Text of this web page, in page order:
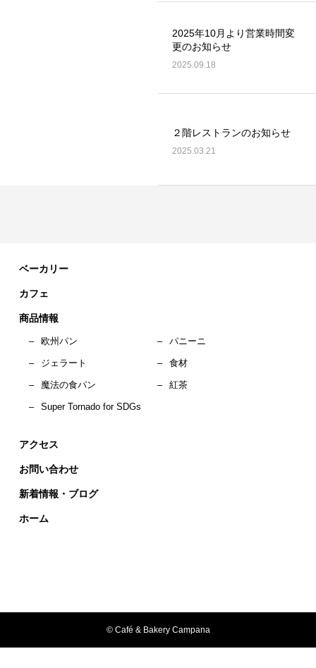
2025年10月より営業時間変
更のお知らせ
2025.09.18
２階レストランのお知らせ
2025.03.21
ベーカリー
カフェ
商品情報
– 欧州パン – パニーニ
– ジェラート – 食材
– 魔法の食パン – 紅茶
– Super Tornado for SDGs
アクセス
お問い合わせ
新着情報・ブログ
ホーム
© Café & Bakery Campana